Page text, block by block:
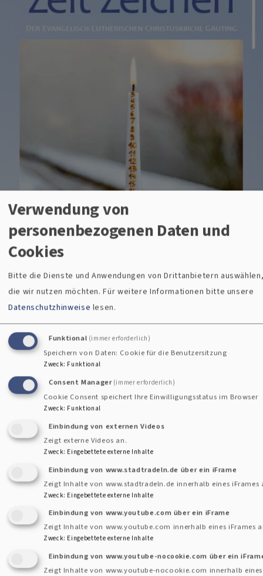
Digitale Version Winter 2024/25
Winter 2024/251.64 MB
Verwendung von
personenbezogenen Daten und
Cookies
Bitte die Dienste und Anwendungen von Drittanbietern
die wir nutzen möchten.Für weitere Informationen bitte unsere
Datenschutzhinweise lesen.
Funktional (immer erforderlich)
Speichern von Daten: Cookie für die Benutzersitzung
Zweck: Funktional
Consent Manager (immer erforderlich)
Cookie Consent speichert Ihre Einwilligungsstatus im Browser
Zweck: Funktional
Einbindung von externen Videos
Zeigt externe Videos an.
Zweck: Eingebettete externe Inhalte
Einbindung von www.stadtradeln.de über ein iFrame
Zeigt Inhalte von www.stadtradeln.de innerhalb eines iFrames
Zweck: Eingebettete externe Inhalte
Einbindung von www.youtube.com über ein iFrame
Zeigt Inhalte von www.youtube.com innerhalb eines iFrames
Zweck: Eingebettete externe Inhalte
Einbindung von www.youtube-nocookie.com über ein
Zeigt Inhalte von www.youtube-nocookie.com innerhalb eines